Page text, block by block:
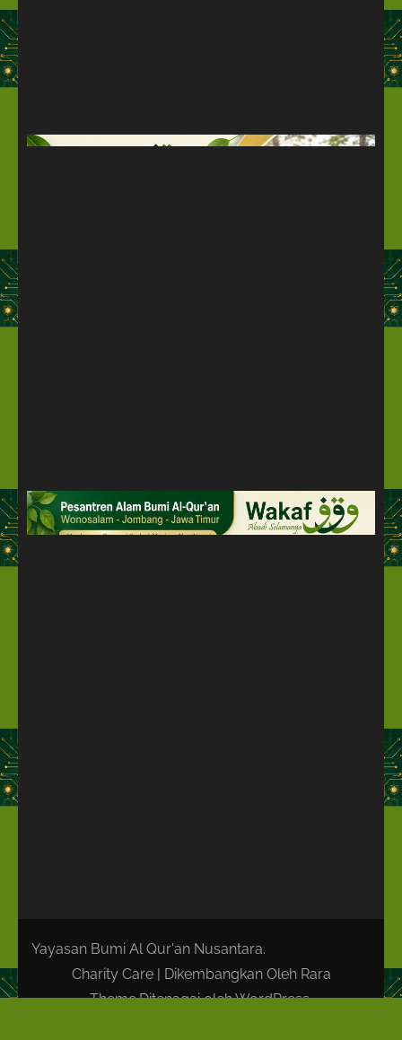
Yayasan Bumi Al Qur'an Nusantara.
Charity Care | Dikembangkan Oleh Rara
Theme.Ditenagai olehWordPress.